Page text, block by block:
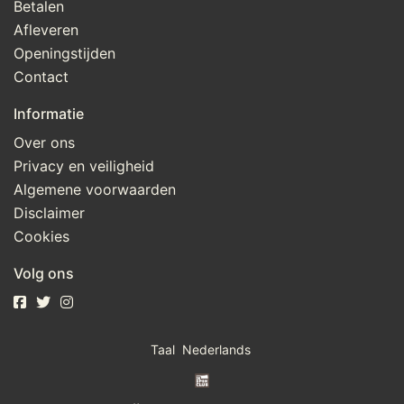
Betalen
Afleveren
Openingstijden
Contact
Informatie
Over ons
Privacy en veiligheid
Algemene voorwaarden
Disclaimer
Cookies
Volg ons
Taal